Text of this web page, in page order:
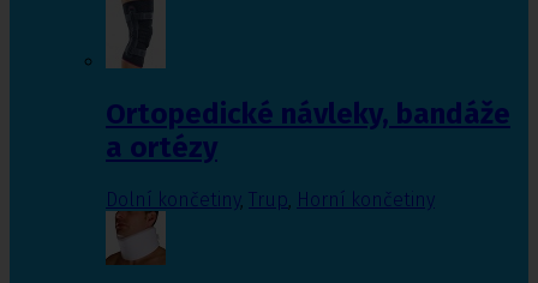
Ortopedické návleky, bandáže
a ortézy
Dolní končetiny, Trup, Horní končetiny